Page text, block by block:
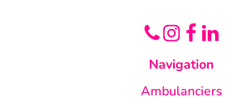
Navigation
Ambulanciers